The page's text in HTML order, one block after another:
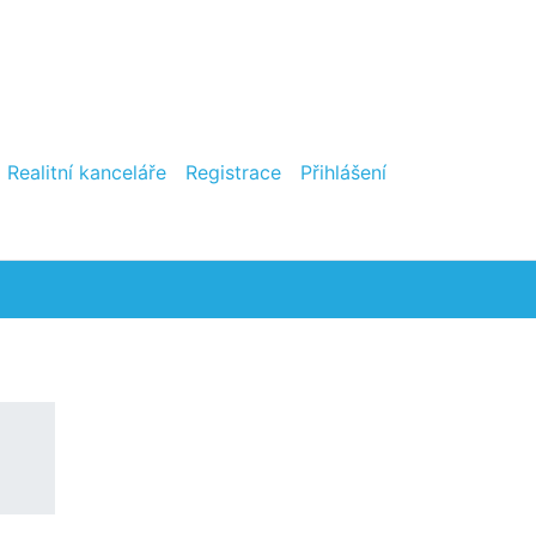
Realitní kanceláře Registrace Přihlášení